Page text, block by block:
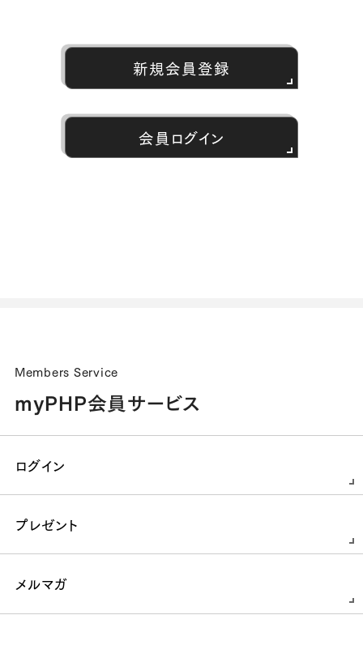
新規会員登録
会員ログイン
Members Service
myPHP会員サービス
ログイン
プレゼント
メルマガ